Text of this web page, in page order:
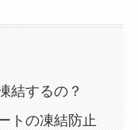
結するの？
トの凍結防止